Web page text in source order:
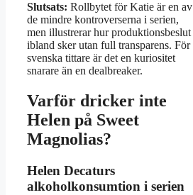
Slutsats: Rollbytet för Katie är en av
de mindre kontroverserna i serien,
men illustrerar hur produktionsbeslut
ibland sker utan full transparens. För
svenska tittare är det en kuriositet
snarare än en dealbreaker.
Varför dricker inte
Helen på Sweet
Magnolias?
Helen Decaturs
alkoholkonsumtion i serien